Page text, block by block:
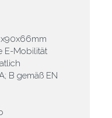
E-Mobilität
B gemäß EN